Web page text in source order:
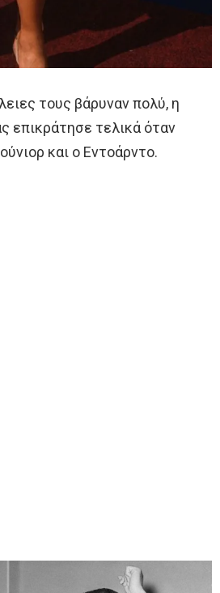
τους βάρυναν πολύ, η
επικράτησε τελικά όταν
και ο Εντοάρντο.